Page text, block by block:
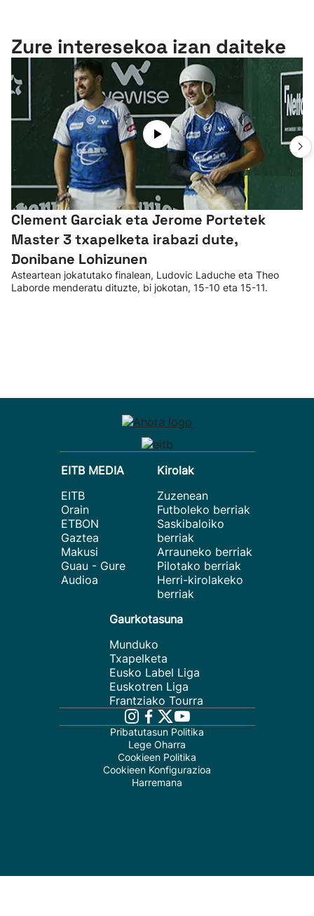
Zure interesekoa izan daiteke
Clement Garciak eta Jerome Portetek
Master 3 txapelketa irabazi dute,
Donibane Lohizunen
Asteartean jokatutako finalean, Ludovic Laduche eta Theo
Laborde menderatu dituzte, bi jokotan, 15-10 eta 15-11.
EITB MEDIA
EITB
Orain
ETBON
Gaztea
Makusi
Guau - Gure
Audioa
Kirolak
Zuzenean
Futboleko berriak
Saskibaloiko
berriak
Arrauneko berriak
Pilotako berriak
Herri-kirolakeko
berriak
Gaurkotasuna
Munduko
Txapelketa
Eusko Label Liga
Euskotren Liga
Frantziako Tourra
Pribatutasun Politika
Lege Oharra
Cookieen Politika
Cookieen Konfigurazioa
Harremana